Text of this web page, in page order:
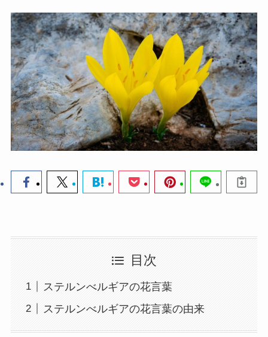
目次
ステルンべルギアの花言葉
ステルンべルギアの花言葉の由来